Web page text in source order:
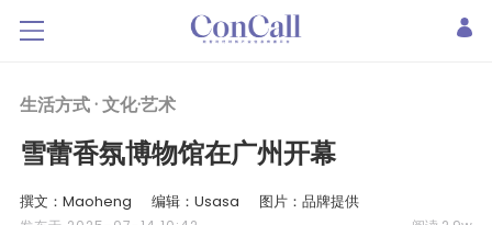
生活方式 ·文化·艺术
雪蕾香氛博物馆在广州开幕
撰文：Maoheng 编辑：Usasa 图片：品牌提供